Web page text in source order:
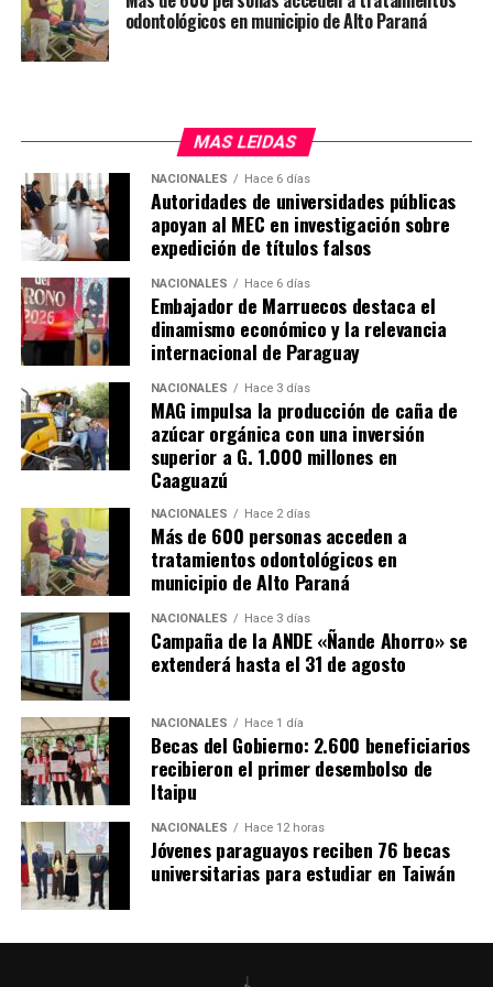
pacientes oncológicos de Caazapá puedan ser
trasladados para seguir su tratamiento en el nuevo
El nuevo hospital cuenta con 10 sillones para el
tratamiento de quimioterapia, que estarán operativas de
lunes a viernes, de 7 de la mañana a 7 de la tarde, para
atender a más de 50 pacientes por día.
El Hospital Día inaugurado en Caazapá en el número 15
que habilita el actual gobierno. En ese sentido, el
presidente de la República, Santiago Peña, destacó que
bajo su adminitración el presupuesto del Instituto
Nacional del Cáncer creció más de tres veces y que
actualmente se está haciendo una inversión en
infraestructura como nunca antes.
Anunció también que su gobierno seguirá invirtiendo
para que todos los pacientes tengan la mejor atención.
Por su parte, El gobernador de Caazapá, Cristian Acosta,
afirmó que la habilitación de este hospital especializado
es «un sueño que se está cumpliendo» y anunció que
próximamente se prevé habilitar también un centro
nefrológico, que actualmente se está construyendo
mediante una inversión de más de 3.000 millones de
guaraníes por parte de la Entidad Binacional Yacyretá.
odontológicos en municipio de Alto Paraná
MAS LEIDAS
NACIONALES Hace 6 días
Autoridades de universidades públicas
apoyan al MEC en investigación sobre
expedición de títulos falsos
NACIONALES Hace 6 días
Embajador de Marruecos destaca el
dinamismo económico y la relevancia
internacional de Paraguay
NACIONALES Hace 3 días
MAG impulsa la producción de caña de
azúcar orgánica con una inversión
superior a G. 1.000 millones en
Caaguazú
NACIONALES Hace 2 días
Más de 600 personas acceden a
tratamientos odontológicos en
municipio de Alto Paraná
NACIONALES Hace 3 días
Campaña de la ANDE «Ñande Ahorro» se
extenderá hasta el 31 de agosto
NACIONALES Hace 1 día
Becas del Gobierno: 2.600 beneficiarios
recibieron el primer desembolso de
Itaipu
NACIONALES Hace 12 horas
Jóvenes paraguayos reciben 76 becas
universitarias para estudiar en Taiwán